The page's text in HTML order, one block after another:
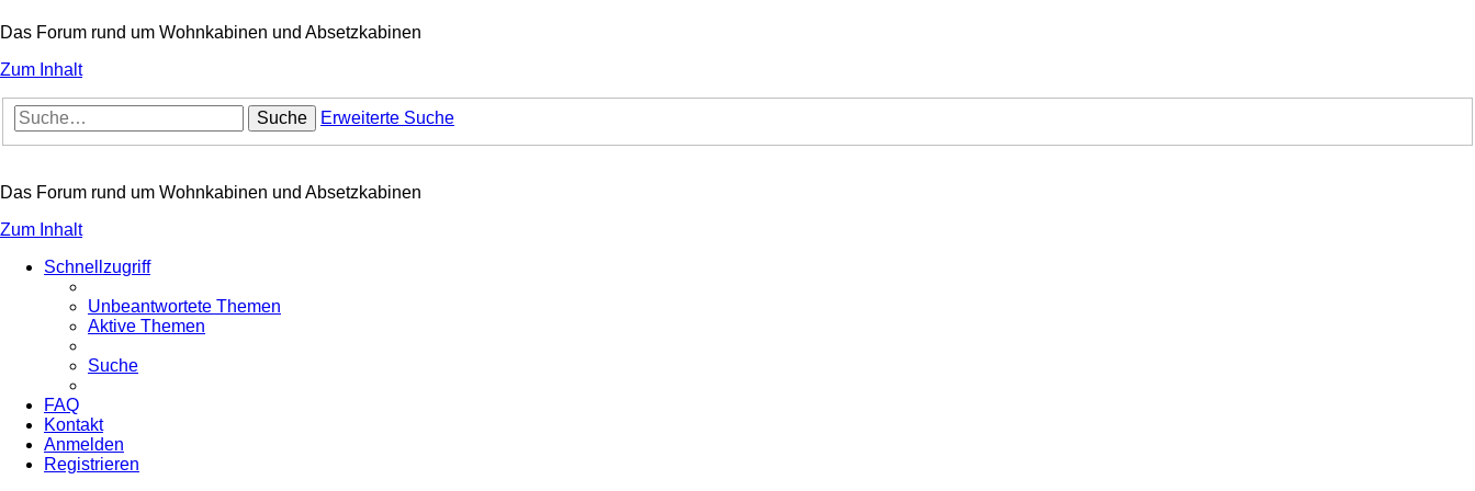
Das Forum rund um Wohnkabinen und Absetzkabinen
Zum Inhalt
Suche Erweiterte Suche
Das Forum rund um Wohnkabinen und Absetzkabinen
Zum Inhalt
Schnellzugriff
Unbeantwortete Themen
Aktive Themen
Suche
FAQ
Kontakt
Anmelden
Registrieren